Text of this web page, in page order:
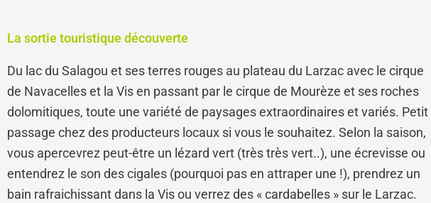
La sortie touristique découverte
Du lac du Salagou et ses terres rouges au plateau du Larzac avec le cirque
de Navacelles et la Vis en passant par le cirque de Mourèze et ses roches
dolomitiques, toute une variété de paysages extraordinaires et variés. Petit
passage chez des producteurs locaux si vous le souhaitez. Selon la saison,
vous apercevrez peut-être un lézard vert (très très vert..), une écrevisse ou
entendrez le son des cigales (pourquoi pas en attraper une !), prendrez un
bain rafraichissant dans la Vis ou verrez des « cardabelles » sur le Larzac.